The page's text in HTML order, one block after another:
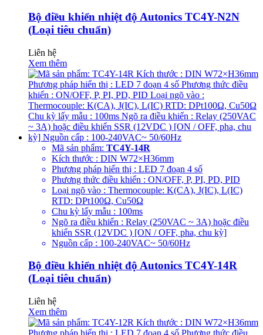
Bộ điều khiển nhiệt độ Autonics TC4Y-N2N
(Loại tiêu chuẩn)
Liên hệ
Xem thêm
Mã sản phẩm: TC4Y-14R
Kích thước : DIN W72×H36mm
Phương pháp hiển thị : LED 7 đoạn 4 số
Phương thức điều khiển : ON/OFF, P, PI, PD, PID
Loại ngõ vào : Thermocouple: K(CA), J(IC), L(IC)
RTD: DPt100Ω, Cu50Ω
Chu kỳ lấy mẫu : 100ms
Ngõ ra điều khiển : Relay (250VAC ~ 3A) hoặc điều
khiển SSR (12VDC ) [ON / OFF, pha, chu kỳ]
Nguồn cấp : 100-240VAC~ 50/60Hz
Bộ điều khiển nhiệt độ Autonics TC4Y-14R
(Loại tiêu chuẩn)
Liên hệ
Xem thêm